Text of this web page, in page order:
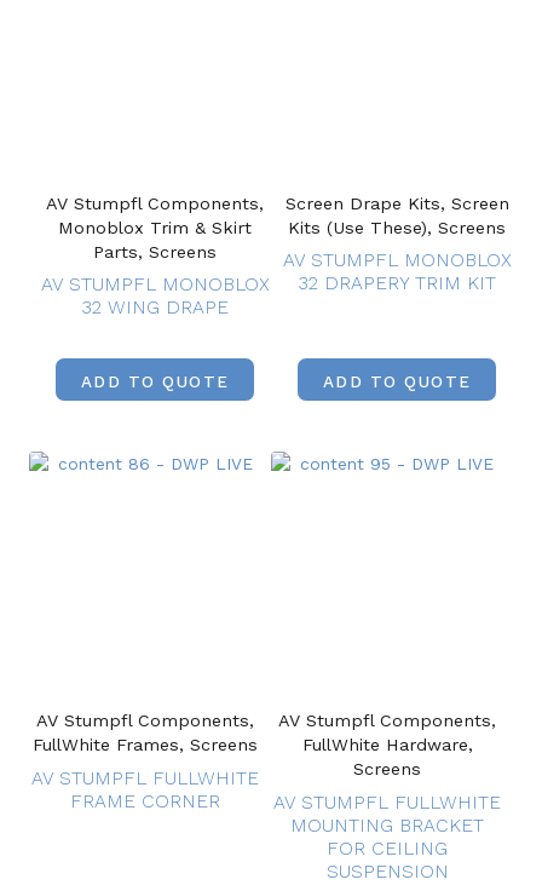
AV Stumpfl Components,
Monoblox Trim & Skirt
Parts, Screens
AV STUMPFL MONOBLOX
32 WING DRAPE
ADD TO QUOTE
Screen Drape Kits, Screen
Kits (Use These), Screens
AV STUMPFL MONOBLOX
32 DRAPERY TRIM KIT
ADD TO QUOTE
AV Stumpfl Components,
FullWhite Frames, Screens
AV STUMPFL FULLWHITE
FRAME CORNER
AV Stumpfl Components,
FullWhite Hardware,
Screens
AV STUMPFL FULLWHITE
MOUNTING BRACKET
FOR CEILING
SUSPENSION